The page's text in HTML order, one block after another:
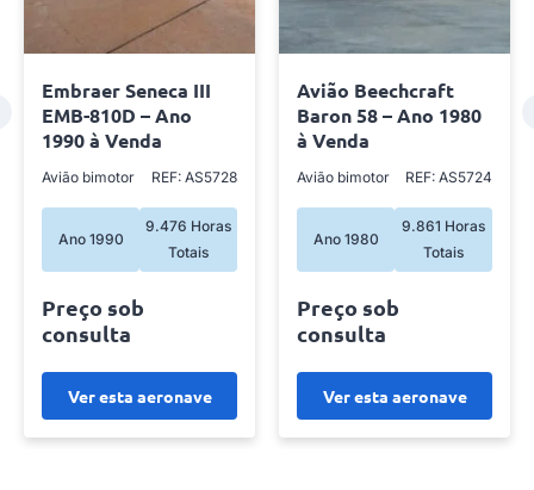
Embraer Seneca III
EMB-810D – Ano
1990 à Venda
Avião bimotor REF: AS5728
Ano 1990
9.476 Horas
Totais
Ver esta aeronave
Preço sob
consulta
Avião Beechcraft
Baron 58 – Ano 1980
à Venda
Avião bimotor REF: AS5724
Ano 1980
9.861 Horas
Totais
Ver esta aeronave
Preço sob
consulta